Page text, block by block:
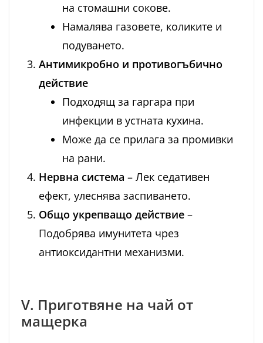
на стомашни сокове.
Намалява газовете, коликите и
подуването.
Антимикробно и противогъбично
действие
Подходящ за гаргара при
инфекции в устната кухина.
Може да се прилага за промивки
на рани.
Нервна система – Лек седативен
ефект, улеснява заспиването.
Общо укрепващо действие –
Подобрява имунитета чрез
антиоксидантни механизми.
V. Приготвяне на чай от
мащерка